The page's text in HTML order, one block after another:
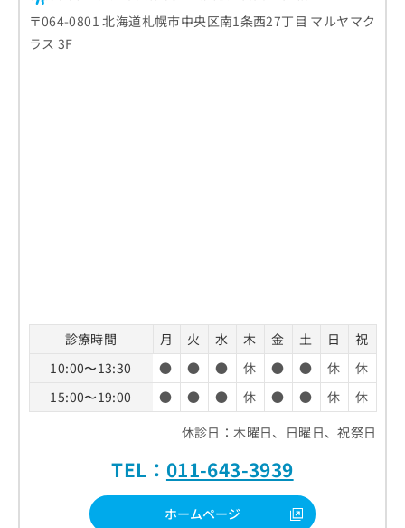
〒064-0801 北海道札幌市中央区南1条西27丁目 マルヤマク
ラス 3F
診療時間 月 火 水 木 金 土 日
祝
10:00〜13:30
● ● ● 休 ● ● 休
休
15:00〜19:00
● ● ● 休 ● ● 休
休
休診日：木曜日、日曜日、祝祭日
TEL： 011-643-3939
ホームページ